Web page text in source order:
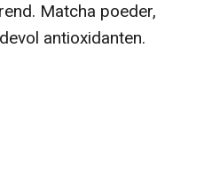
Matcha poeder,
antioxidanten.